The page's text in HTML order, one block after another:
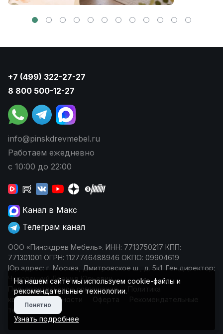
+7 (499) 322-27-27
8 800 500-12-27
info@pinskdrevmebel.ru
Работаем ежедневно
с 10:00 до 22:00
Канал в Макс
Телеграм канал
ООО «Пинскдрев Мебель». ИНН: 7713750217 КПП:
771301001 ОГРН: 1127746488946 ОКПО: 09904619
Юр.адрес: г. Москва, Дмитровское ш., д. 5к1. Ген.директор:
Чеповецкий Леонид Юрьевич
Пользовательское соглашение
Политика
конфиденциальности
Оферта
Рекомендательные
технологии
На нашем сайте мы используем cookie-файлы и
рекомендательные технологии.
Понятно
Узнать подробнее